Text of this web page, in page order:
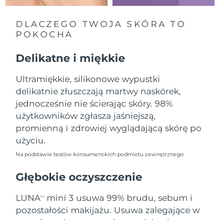
DLACZEGO TWOJA SKÓRA TO
POKOCHA
Delikatne i miękkie
Ultramiękkie, silikonowe wypustki
delikatnie złuszczają martwy naskórek,
jednocześnie nie ścierając skóry. 98%
użytkowników zgłasza jaśniejszą,
promienną i zdrowiej wyglądającą skórę po
użyciu.
Na podstawie testów konsumenckich podmiotu zewnętrznego
Głębokie oczyszczenie
LUNATM
mini 3 usuwa 99% brudu, sebum i
pozostałości makijażu. Usuwa zalegające w
Liban
Oczekiwany czas dostawy
Litwa
Oczekiwany czas dostawy
SRA Makau (Chiny)
Oczekiwany czas dostawy
Malezja
Oczekiwany czas dostawy
8/11/26
Malta
Oczekiwany czas dostawy
Meksyk
Oczekiwany czas dostawy
Monako
Oczekiwany czas dostawy